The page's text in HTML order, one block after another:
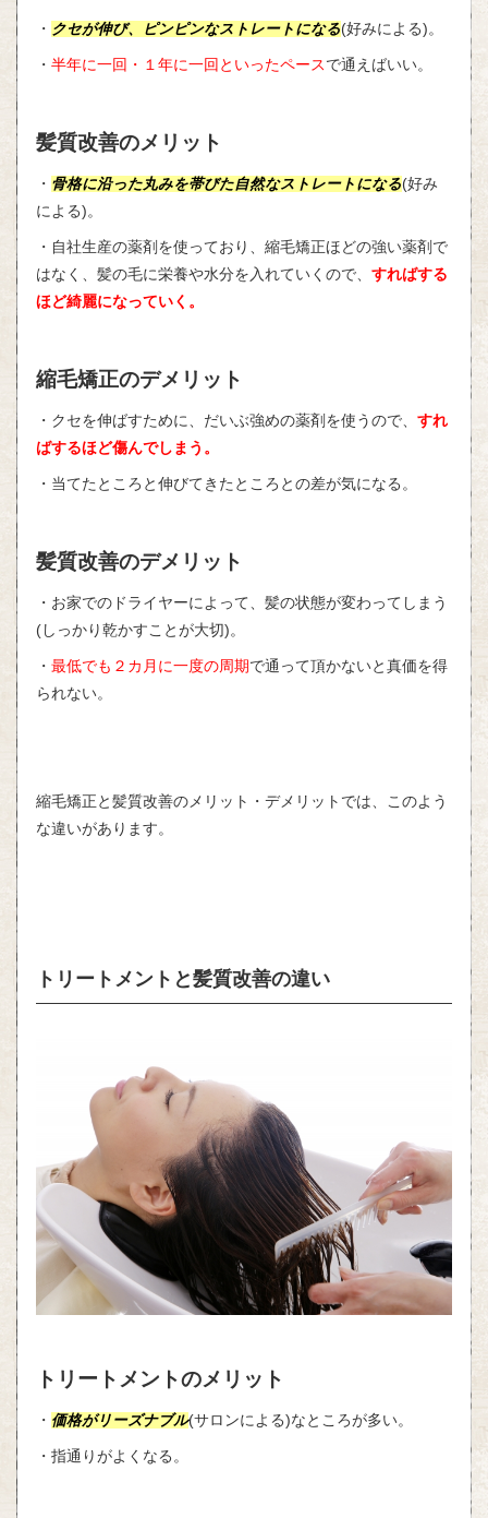
・ クセが伸び、ピンピンなストレートになる(好みによる) 。
・ 半年に一回・１年に一回といったペース で通えばいい。
髪質改善のメリット
・ 骨格に沿った丸みを帯びた自然なストレートになる(好み
による) 。
・自社生産の薬剤を使っており、縮毛矯正ほどの強い薬剤で
はなく、髪の毛に栄養や水分を入れていくので、 すればする
ほど綺麗になっていく。
縮毛矯正のデメリット
・クセを伸ばすために、だいぶ強めの薬剤を使うので、 すれ
ばするほど傷んでしまう。
・当てたところと伸びてきたところとの差が気になる。
髪質改善のデメリット
・お家でのドライヤーによって、髪の状態が変わってしまう
(しっかり乾かすことが大切) 。
・ 最低でも２カ月に一度の周期で通って頂かないと真価を得
られない。
縮毛矯正と髪質改善のメリット・デメリットでは、このよう
な違いがあります。
トリートメントと髪質改善の違い
トリートメントのメリット
・ 価格がリーズナブル(サロンによる)なところが多い。
・指通りがよくなる。